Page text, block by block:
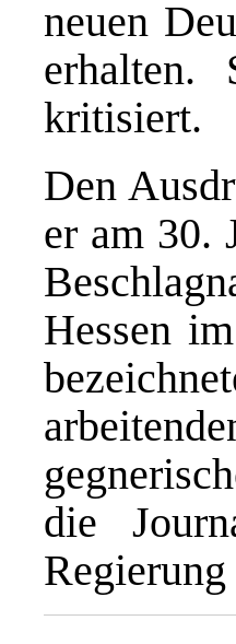
neuen
erhalten.
kritisiert.
Den
er am 30.
Hessen
die
Regierung